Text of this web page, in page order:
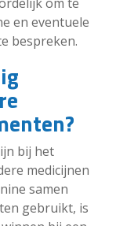
en eventuele
bespreken.
bij het
medicijnen
samen
gebruikt, is